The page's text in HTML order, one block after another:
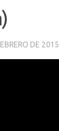
DE 2015